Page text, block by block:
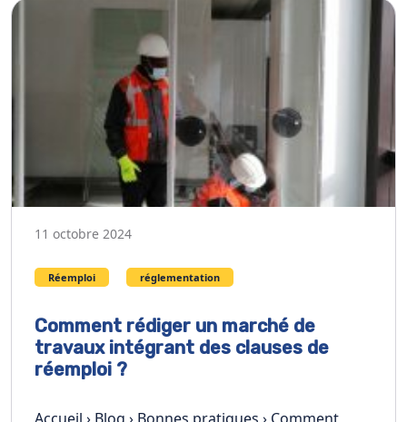
11 octobre 2024
Réemploi réglementation
Comment rédiger un marché de
travaux intégrant des clauses de
réemploi ?
Accueil › Blog › Bonnes pratiques › Comment